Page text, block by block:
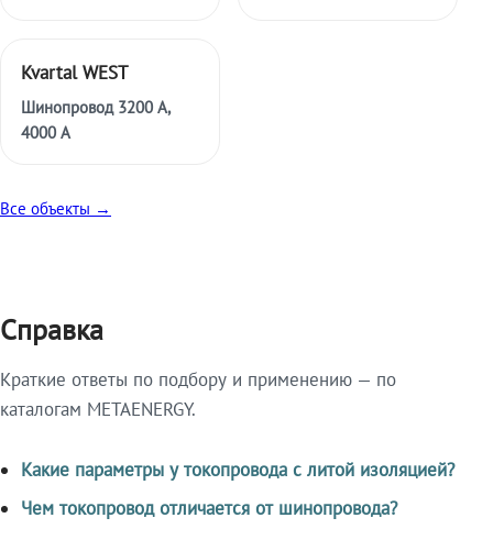
Kvartal WEST
Шинопровод 3200 А,
4000 А
Все объекты →
Справка
Краткие ответы по подбору и применению — по
каталогам METAENERGY.
Какие параметры у токопровода с литой изоляцией?
Чем токопровод отличается от шинопровода?